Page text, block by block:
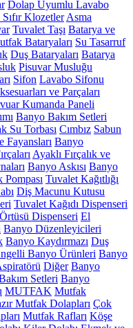
Dolap Uyumlu Lavabo
Klozetler Asma
Tuvalet Taşı Batarya ve
Bataryaları Su Tasarruf
Duş Bataryaları Batarya
Pisuvar Musluğu
Sifon Lavabo Sifonu
ve Parçaları
Kumanda Paneli
Banyo Bakım Setleri
Su Torbası Cımbız Sabun
Fayansları Banyo
Ayaklı Fırçalık ve
Banyo Askısı Banyo
Pompası Tuvalet Kağıtlığı
Diş Macunu Kutusu
Tuvalet Kağıdı Dispenseri
Dispenseri El
Banyo Düzenleyicileri
Banyo Kaydırmazı Duş
Banyo Ürünleri Banyo
Diğer Banyo
Setleri Banyo
MUTFAK Mutfak
Mutfak Dolapları Çok
Mutfak Rafları Köşe